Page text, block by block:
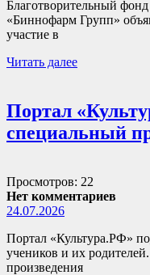
Благотворительный
«Биннофарм Групп»
участие в
Читать далее
Портал
специальный
Просмотров: 22
Нет комментариев
24.07.2026
Портал «Культура.РФ»
учеников и их
произведения